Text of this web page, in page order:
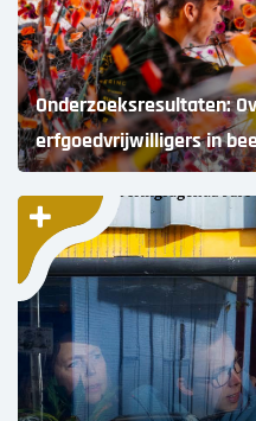
Onderzoeksresultaten:
erfgoedvrijwilligers in